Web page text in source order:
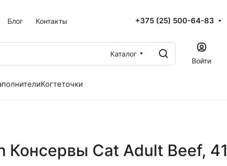
Блог Контакты +375 (25) 500-64-83
Каталог
Войти
Когтеточки
Консервы Cat Adult Beef,